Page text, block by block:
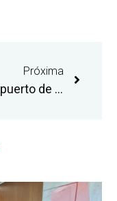
Próxima
El aeropuerto de Castellón logra en julio su mejor registro mensual y supera por primera vez los 40.000 pasajeros en un mes